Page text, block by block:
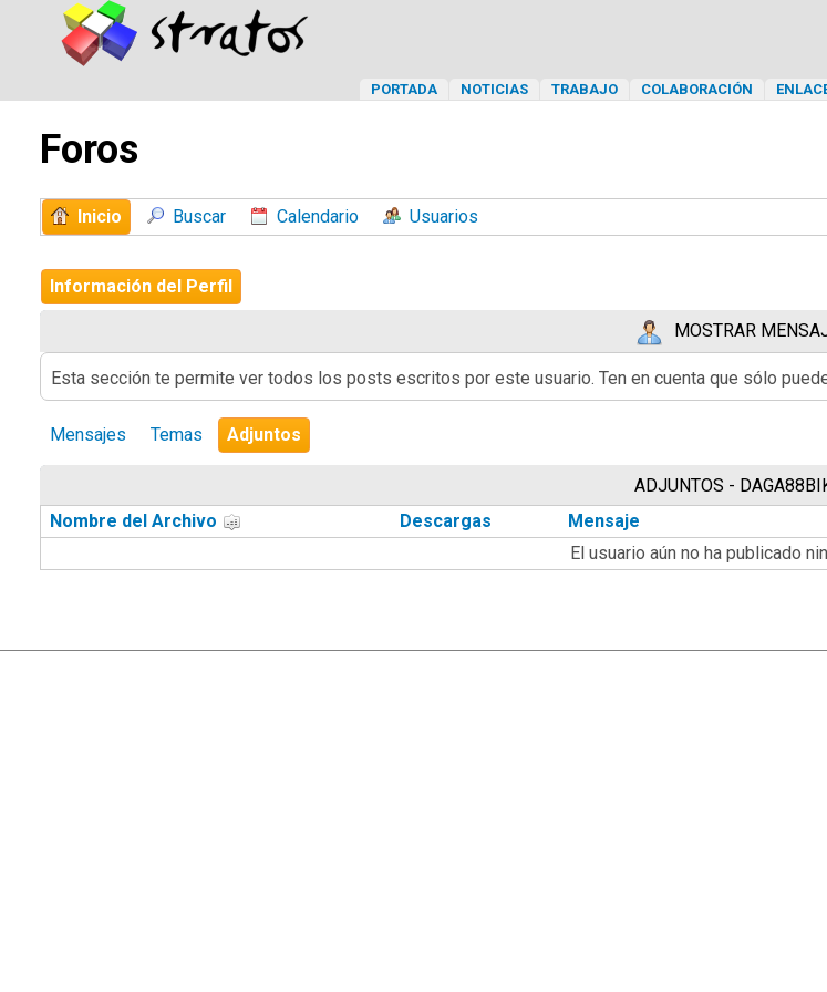
PORTADA NOTICIAS TRABAJO COLABORACIÓN
Foros
Inicio Buscar Calendario Usuarios
Información del Perfil
MOSTRAR
Esta sección te permite ver todos los posts escritos por este usuario. Ten en cuenta que sólo
Mensajes Temas Adjuntos
ADJUNTOS -
Nombre del Archivo
Descargas Mensaje
El usuario aún no ha publicado